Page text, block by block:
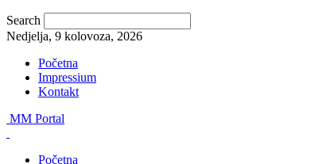
Search
Nedjelja, 9 kolovoza, 2026
Početna
Impressium
Kontakt
MM Portal
Početna